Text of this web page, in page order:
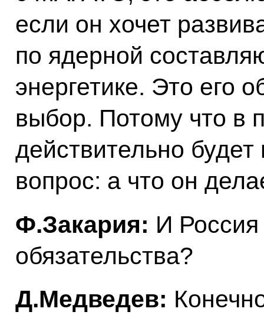
если он хочет
по ядерной
энергетике. Это его
выбор. Потому что в
действительно
вопрос: а что он
Ф.Закария: И Россия
обязательства?
Д.Медведев: